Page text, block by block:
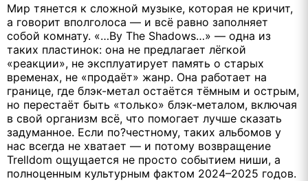
Мир тянется к сложной музыке, которая не кричит,
а говорит вполголоса — и всё равно заполняет
собой комнату. «…By The Shadows…» — одна из
таких пластинок: она не предлагает лёгкой
«реакции», не эксплуатирует память о старых
временах, не «продаёт» жанр. Она работает на
границе, где блэк-метал остаётся тёмным и острым,
но перестаёт быть «только» блэк-металом, включая
в свой организм всё, что помогает лучше сказать
задуманное. Если по?честному, таких альбомов у
нас всегда не хватает — и потому возвращение
Trelldom ощущается не просто событием ниши, а
полноценным культурным фактом 2024–2025 годов.